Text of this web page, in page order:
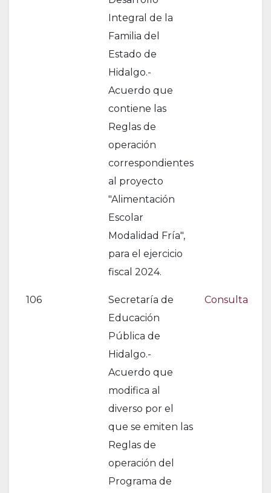
Integral de la
Familia del
Estado de
Hidalgo.-
Acuerdo que
contiene las
Reglas de
operación
correspondientes
al proyecto
"Alimentación
Escolar
Modalidad Fría",
para el ejercicio
fiscal 2024.
106
Secretaría de
Educación
Pública de
Hidalgo.-
Acuerdo que
modifica al
diverso por el
que se emiten las
Reglas de
operación del
Programa de
Consulta